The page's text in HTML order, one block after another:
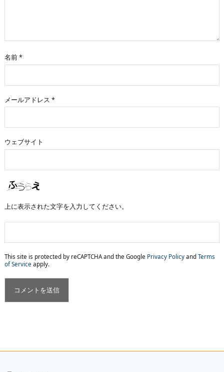
名前*
メールアドレス *
ウェブサイト
上に表示された文字を入力してください。
This site is protected by reCAPTCHA and the Google Privacy Policy and Terms
of Service apply.